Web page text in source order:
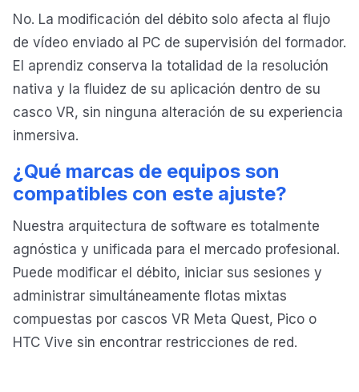
No. La modificación del débito solo afecta al flujo
de vídeo enviado al PC de supervisión del formador.
El aprendiz conserva la totalidad de la resolución
nativa y la fluidez de su aplicación dentro de su
casco VR, sin ninguna alteración de su experiencia
inmersiva.
¿Qué marcas de equipos son
compatibles con este ajuste?
Nuestra arquitectura de software es totalmente
agnóstica y unificada para el mercado profesional.
Puede modificar el débito, iniciar sus sesiones y
administrar simultáneamente flotas mixtas
compuestas por cascos VR Meta Quest, Pico o
HTC Vive sin encontrar restricciones de red.